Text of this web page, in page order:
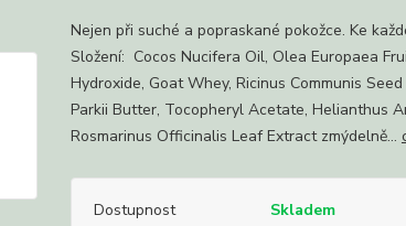
Nejen při suché a popraskané pokožce. Ke
Složení: Cocos Nucifera Oil, Olea Europaea
Hydroxide, Goat Whey, Ricinus Communis
Parkii Butter, Tocopheryl Acetate, Helianthus
Rosmarinus Officinalis Leaf Extract zmýdelně...
Dostupnost
Skladem